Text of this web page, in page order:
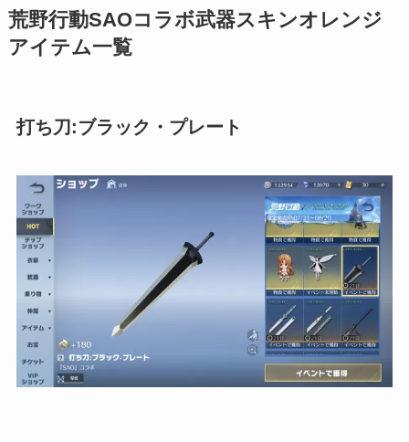
荒野行動SAOコラボ武器スキンオレンジ
アイテム一覧
打ち刀:ブラック・プレート